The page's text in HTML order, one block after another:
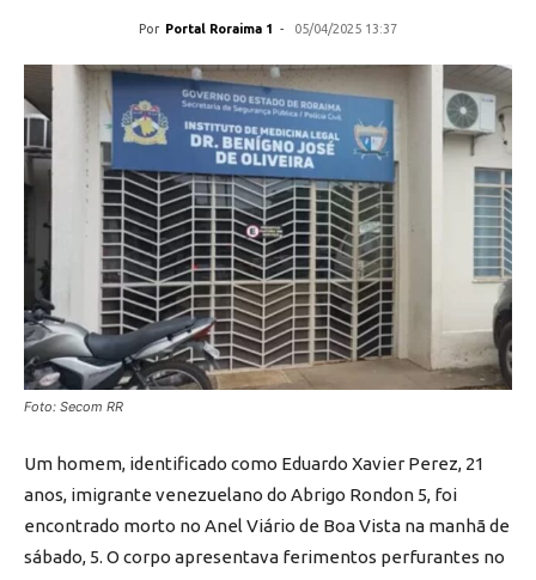
Por Portal Roraima 1 - 05/04/2025 13:37
Foto: Secom RR
Um homem, identificado como Eduardo Xavier Perez, 21
anos, imigrante venezuelano do Abrigo Rondon 5, foi
encontrado morto no Anel Viário de Boa Vista na manhã de
sábado, 5. O corpo apresentava ferimentos perfurantes no